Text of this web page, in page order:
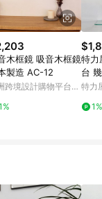
木框鏡 吸音木框鏡
製造 AC-12
跨境設計購物平台
特力
台
特力
1%